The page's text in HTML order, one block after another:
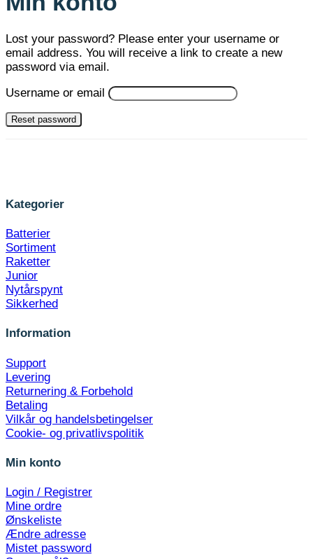
Lost your password? Please enter your username or
email address. You will receive a link to create a new
password via email.
Username or email
Reset password
Kategorier
Batterier
Sortiment
Raketter
Junior
Nytårspynt
Sikkerhed
Information
Support
Levering
Returnering & Forbehold
Betaling
Vilkår og handelsbetingelser
Cookie- og privatlivspolitik
Min konto
Login / Registrer
Mine ordre
Ønskeliste
Ændre adresse
Mistet password